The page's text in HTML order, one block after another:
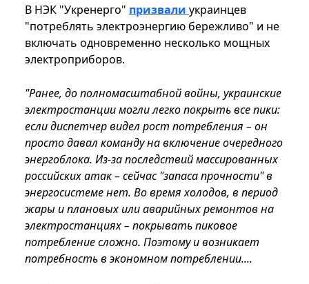
В НЭК "Укренерго" призвали украинцев
"потреблять электроэнергию бережливо" и не
включать одновременно несколько мощных
электроприборов.
"Ранее, до полномасштабной войны, украинские
электростанции могли легко покрыть все пики:
если диспетчер видел рост потребления – он
просто давал команду на включение очередного
энергоблока. Из-за последствий массированных
российских атак – сейчас "запаса прочности" в
энергосистеме нет. Во время холодов, в период
жары и плановых или аварийных ремонтов на
электростанциях – покрывать пиковое
потребление сложно. Поэтому и возникает
потребность в экономном потреблении....